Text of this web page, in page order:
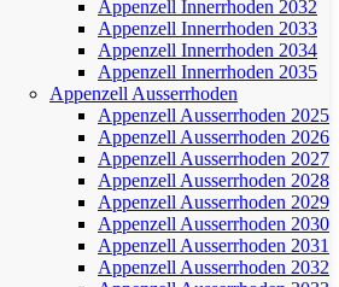
Appenzell Innerrhoden 2032
Appenzell Innerrhoden 2033
Appenzell Innerrhoden 2034
Appenzell Innerrhoden 2035
Appenzell Ausserrhoden
Appenzell Ausserrhoden 2025
Appenzell Ausserrhoden 2026
Appenzell Ausserrhoden 2027
Appenzell Ausserrhoden 2028
Appenzell Ausserrhoden 2029
Appenzell Ausserrhoden 2030
Appenzell Ausserrhoden 2031
Appenzell Ausserrhoden 2032